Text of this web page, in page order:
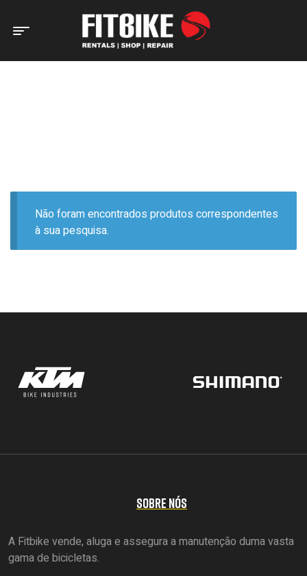
Home Page Produtos etiquetados com “VERDE”
Não foram encontrados produtos correspondentes
à sua pesquisa.
SOBRE NÓS
A Fitbike vende, aluga e assegura a manutenção duma vasta
gama de bicicletas.